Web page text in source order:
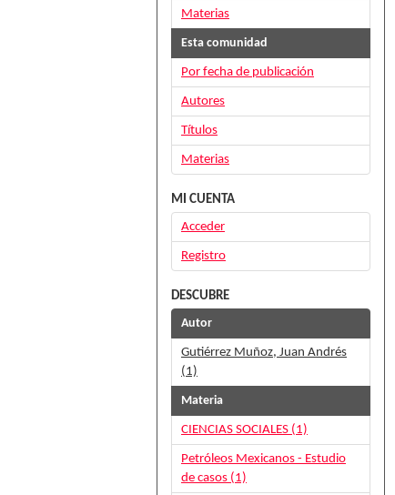
Materias
Esta comunidad
Por fecha de publicación
Autores
Títulos
Materias
MI CUENTA
Acceder
Registro
DESCUBRE
Autor
Gutiérrez Muñoz, Juan Andrés
(1)
Materia
CIENCIAS SOCIALES (1)
Petróleos Mexicanos - Estudio
de casos (1)